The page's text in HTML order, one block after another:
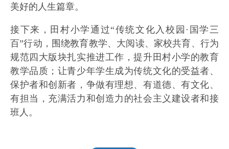
美好的人生篇章。
接下来，田村小学通过“传统文化入校园·国学三
百”行动，围绕教育教学、大阅读、家校共育、行为
规范四大版块扎实推进工作，提升田村小学的教育
教学品质；让青少年学生成为传统文化的受益者、
保护者和创新者，争做有理想、有道德、有文化、
有担当，充满活力和创造力的社会主义建设者和接
班人。